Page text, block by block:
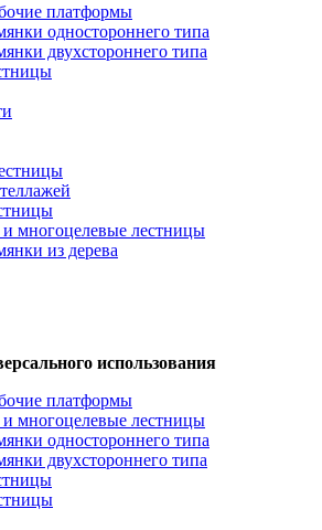
платформы
одностороннего типа
двухстороннего типа
многоцелевые лестницы
из дерева
использования
платформы
многоцелевые лестницы
одностороннего типа
двухстороннего типа